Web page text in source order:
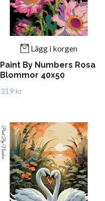
Lägg i korgen
Paint By Numbers Rosa
Blommor 40x50
319 kr